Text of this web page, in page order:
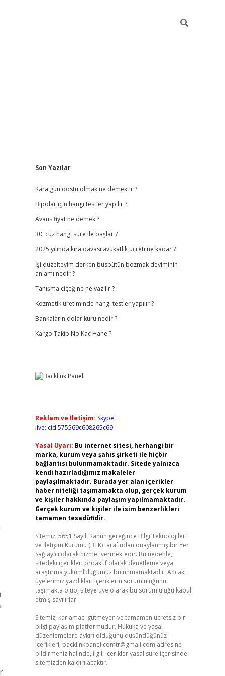
Sidebar
Son Yazılar
Kara gün dostu olmak ne demektir ?
Bipolar için hangi testler yapılır ?
Avans fiyat ne demek ?
30. cüz hangi sure ile başlar ?
2025 yılında kira davası avukatlık ücreti ne kadar ?
İşi düzelteyim derken büsbütün bozmak deyiminin
anlamı nedir ?
Tanışma çiçeğine ne yazılır ?
Kozmetik üretiminde hangi testler yapılır ?
Bankaların dolar kuru nedir ?
Kargo Takip No Kaç Hane ?
Reklam ve İletişim: Skype:
live:.cid.575569c608265c69
Yasal Uyarı: Bu internet sitesi, herhangi bir
marka, kurum veya şahıs şirketi ile hiçbir
bağlantısı bulunmamaktadır. Sitede yalnızca
kendi hazırladığımız makaleler
paylaşılmaktadır. Burada yer alan içerikler
haber niteliği taşımamakta olup, gerçek kurum
ve kişiler hakkında paylaşım yapılmamaktadır.
Gerçek kurum ve kişiler ile isim benzerlikleri
tamamen tesadüfidir.
Sitemiz, 5651 Sayılı Kanun gereğince Bilgi Teknolojileri
ve İletişim Kurumu (BTK) tarafından onaylanmış bir Yer
Sağlayıcı olarak hizmet vermektedir. Bu nedenle,
sitedeki içerikleri proaktif olarak denetleme veya
araştırma yükümlülüğümüz bulunmamaktadır. Ancak,
üyelerimiz yazdıkları içeriklerin sorumluluğunu
taşımakta olup, siteye üye olarak bu sorumluluğu kabul
etmiş sayılırlar.
Sitemiz, kar amacı gütmeyen ve tamamen ücretsiz bir
bilgi paylaşım platformudur. Hukuka ve yasal
düzenlemelere aykırı olduğunu düşündüğünüz
içerikleri, backlinkpanelicomtr@gmail.com adresine
bildirmeniz halinde, ilgili içerikler yasal süre içerisinde
sitemizden kaldırılacaktır.